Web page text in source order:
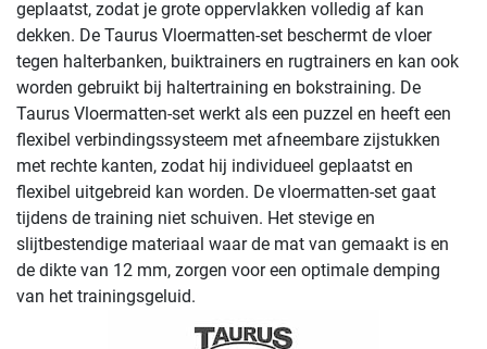
geplaatst, zodat je grote oppervlakken volledig af kan
dekken. De Taurus Vloermatten-set beschermt de vloer
tegen halterbanken, buiktrainers en rugtrainers en kan ook
worden gebruikt bij haltertraining en bokstraining. De
Taurus Vloermatten-set werkt als een puzzel en heeft een
flexibel verbindingssysteem met afneembare zijstukken
met rechte kanten, zodat hij individueel geplaatst en
flexibel uitgebreid kan worden. De vloermatten-set gaat
tijdens de training niet schuiven. Het stevige en
slijtbestendige materiaal waar de mat van gemaakt is en
de dikte van 12 mm, zorgen voor een optimale demping
van het trainingsgeluid.